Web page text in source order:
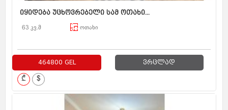
იყიდება უცხოვრებელი სამ ოთახი...
63 კვ.მ ოთახი
464800 GEL ვრცლად
₾ $